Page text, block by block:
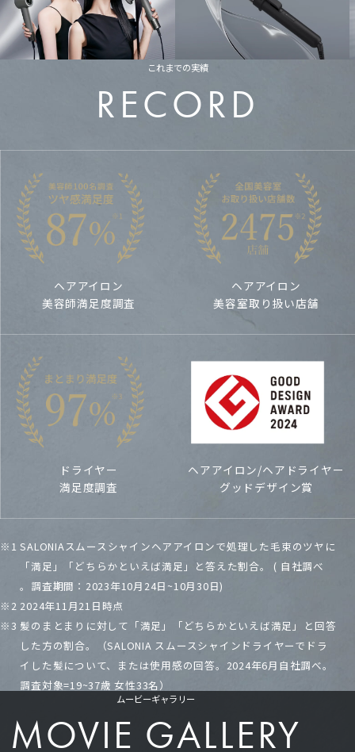
ブラシ
Smooth Shine Hair Straightener
スムースシャイン
ストレートヘアアイロン
24mm
#シルク髪アイロン
GRAY
オンラインで購
入する
公式サイト その他ECサイト
これまでの実績
RECORD
ヘアアイロン
美容師満足度調査
ヘアアイロン
美容室取り扱い店舗
ドライヤー
満足度調査
ヘアアイロン/ヘアドライヤー
グッドデザイン賞
※1 SALONIAスムースシャインヘアアイロンで処理した毛束のツヤに
「満足」「どちらかといえば満足」と答えた割合。 ( 自社調べ
。調査期間：2023年10月24日~10月30日)
※2 2024年11月21日時点
※3 髪のまとまりに対して「満足」「どちらかといえば満足」と回答
した方の割合。（SALONIA スムースシャインドライヤーでドラ
イした髪について、または使用感の回答。2024年6月自社調べ。
調査対象=19~37歳 女性33名）
ムービーギャラリー
MOVIE GALLERY